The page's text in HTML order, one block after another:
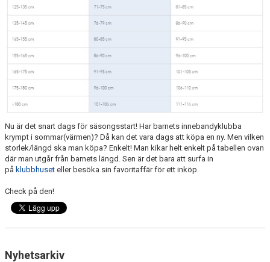
MEDLEMSAVGIFTER
DOKUMENT
GÅ EN UTBILDNING
KNÄKONTROLL+
HITTA TILL HALLEN
Nu är det snart dags för säsongsstart! Har barnets innebandyklubba
krympt i sommar(värmen)? Då kan det vara dags att köpa en ny. Men vilken
storlek/längd ska man köpa? Enkelt! Man kikar helt enkelt på tabellen ovan
där man utgår från barnets längd. Sen är det bara att surfa in
på klubbhuset eller besöka sin favoritaffär för ett inköp.
Check på den!
Nyhetsarkiv